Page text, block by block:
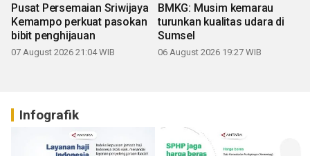
Pusat Persemaian Sriwijaya
Kemampo perkuat pasokan
bibit penghijauan
07 August 2026 21:04 WIB
BMKG: Musim kemarau
turunkan kualitas udara di
Sumsel
06 August 2026 19:27 WIB
Infografik